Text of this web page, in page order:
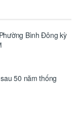
Bình Đông kỳ
50 năm thống